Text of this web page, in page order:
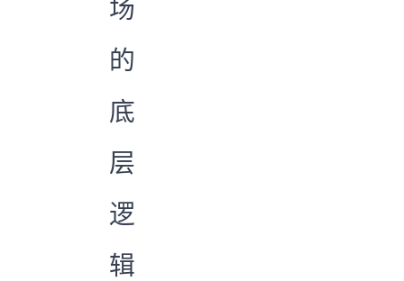
场
的
底
层
逻
辑